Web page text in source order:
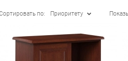
по: Приоритету